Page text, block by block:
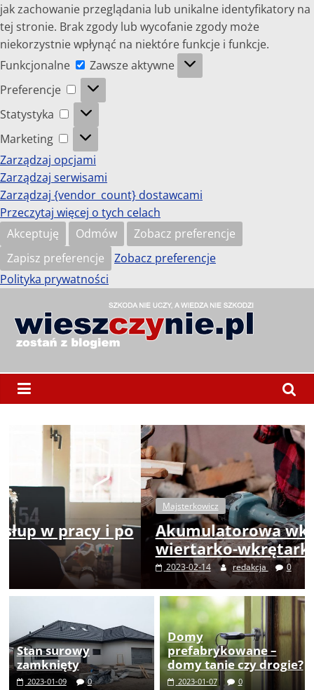
jak zachowanie przeglądania lub unikalne identyfikatory na
tej stronie. Brak zgody lub wycofanie zgody może
niekorzystnie wpłynąć na niektóre funkcje i funkcje.
Funkcjonalne
Funkcjonalne
Zawsze aktywne
Preferencje
Preferencje
Statystyka
Statystyka
Marketing
Marketing
Zarządzaj opcjami
Zarządzaj serwisami
Zarządzaj {vendor_count} dostawcami
Przeczytaj więcej o tych celach
Akceptuję
Odmów
Zobacz preferencje
Zapisz preferencje
Zobacz preferencje
Polityka prywatności
treściwieszczynie.pl
Szkoda
nie
uczy,
Majsterkowicz
Akumulatorowa wkrętarka czy
wiertarko-wkrętarka – co wybrać?
2023-02-14 0
Stan surowy
zamknięty
2023-01-09 0
Domy
prefabrykowane –
domy tanie czy drogie?
2023-01-07 0